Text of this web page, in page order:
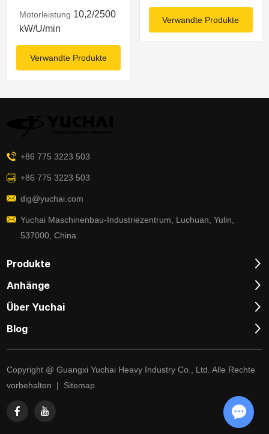
Motorleistung 10,2/2500
kW/U/min
Verwandte Produkte
Verwandte Produkte
+86 775 3223 503
+86 775 3223 503
dig@yuchai.com
Yuchai Maschinenbau-Industriezentrum, Luchuan, Yulin,
537000, China.
Produkte
Anhänge
Über Yuchai
Blog
Copyright @ Guangxi Yuchai Heavy Industry Co., Ltd. Alle Rechte
vorbehalten | Sitemap